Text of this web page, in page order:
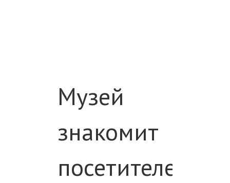
Музей
знакомит
посетителей